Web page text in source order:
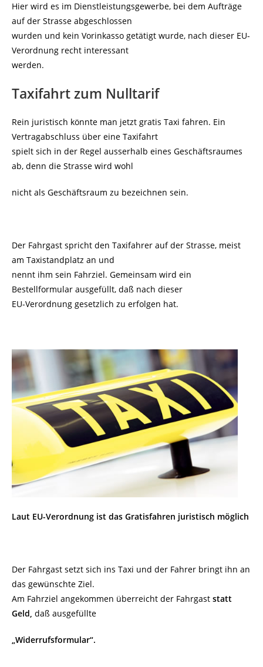
Hier wird es im Dienstleistungsgewerbe, bei dem Aufträge
auf der Strasse abgeschlossen
wurden und kein Vorinkasso getätigt wurde, nach dieser EU-
Verordnung recht interessant
werden.
Taxifahrt zum Nulltarif
Rein juristisch könnte man jetzt gratis Taxi fahren. Ein
Vertragabschluss über eine Taxifahrt
spielt sich in der Regel ausserhalb eines Geschäftsraumes
ab, denn die Strasse wird wohl
nicht als Geschäftsraum zu bezeichnen sein.
Der Fahrgast spricht den Taxifahrer auf der Strasse, meist
am Taxistandplatz an und
nennt ihm sein Fahrziel. Gemeinsam wird ein
Bestellformular ausgefüllt, daß nach dieser
EU-Verordnung gesetzlich zu erfolgen hat.
Laut EU-Verordnung ist das Gratisfahren juristisch möglich
Der Fahrgast setzt sich ins Taxi und der Fahrer bringt ihn an
das gewünschte Ziel.
Am Fahrziel angekommen überreicht der Fahrgast statt
Geld, daß ausgefüllte
„Widerrufsformular“.